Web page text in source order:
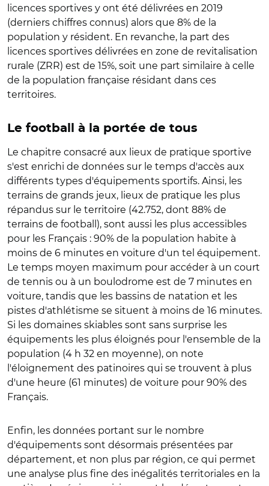
licences sportives y ont été délivrées en 2019
(derniers chiffres connus) alors que 8% de la
population y résident. En revanche, la part des
licences sportives délivrées en zone de revitalisation
rurale (ZRR) est de 15%, soit une part similaire à celle
de la population française résidant dans ces
territoires.
Le football à la portée de tous
Le chapitre consacré aux lieux de pratique sportive
s'est enrichi de données sur le temps d'accès aux
différents types d'équipements sportifs. Ainsi, les
terrains de grands jeux, lieux de pratique les plus
répandus sur le territoire (42.752, dont 88% de
terrains de football), sont aussi les plus accessibles
pour les Français : 90% de la population habite à
moins de 6 minutes en voiture d'un tel équipement.
Le temps moyen maximum pour accéder à un court
de tennis ou à un boulodrome est de 7 minutes en
voiture, tandis que les bassins de natation et les
pistes d'athlétisme se situent à moins de 16 minutes.
Si les domaines skiables sont sans surprise les
équipements les plus éloignés pour l'ensemble de la
population (4 h 32 en moyenne), on note
l'éloignement des patinoires qui se trouvent à plus
d'une heure (61 minutes) de voiture pour 90% des
Français.
Enfin, les données portant sur le nombre
d'équipements sont désormais présentées par
département, et non plus par région, ce qui permet
une analyse plus fine des inégalités territoriales en la